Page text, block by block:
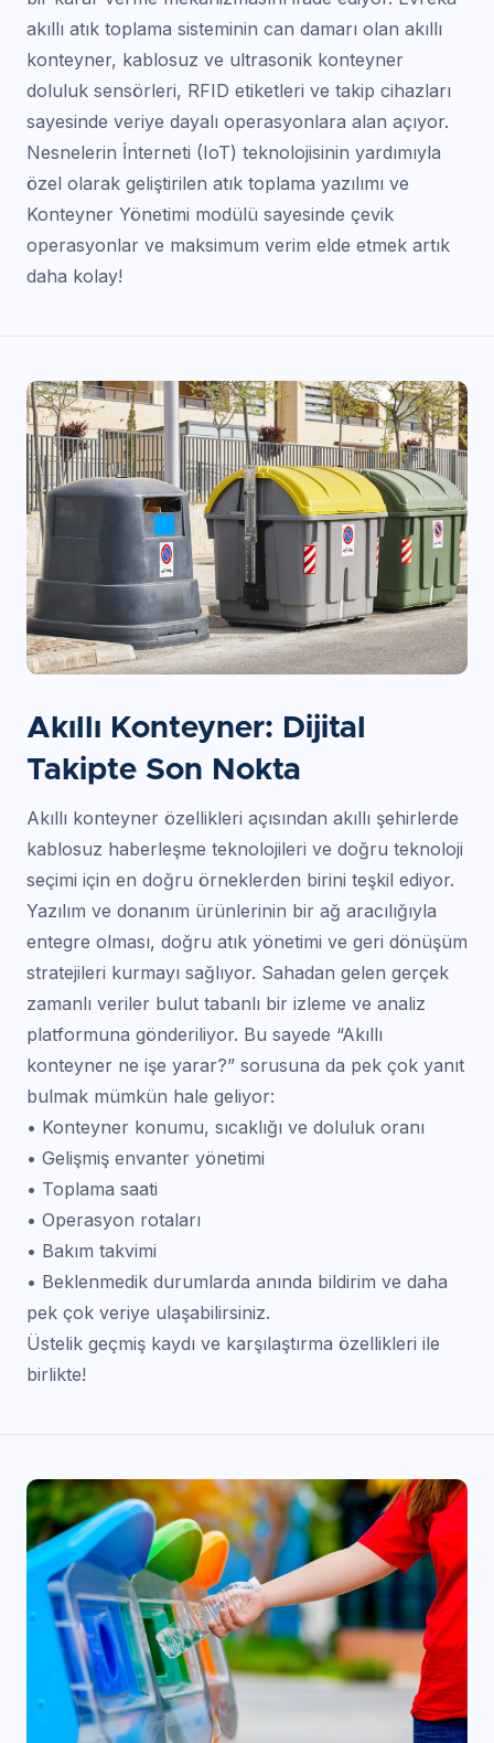
akıllı atık toplama sisteminin can damarı olan akıllı
konteyner, kablosuz ve ultrasonik konteyner
doluluk sensörleri, RFID etiketleri ve takip cihazları
sayesinde veriye dayalı operasyonlara alan açıyor.
Nesnelerin İnterneti (IoT) teknolojisinin yardımıyla
özel olarak geliştirilen atık toplama yazılımı ve
Konteyner Yönetimi modülü sayesinde çevik
operasyonlar ve maksimum verim elde etmek artık
daha kolay!
Akıllı Konteyner: Dijital
Takipte Son Nokta
Akıllı konteyner özellikleri açısından akıllı şehirlerde
kablosuz haberleşme teknolojileri ve doğru teknoloji
seçimi için en doğru örneklerden birini teşkil ediyor.
Yazılım ve donanım ürünlerinin bir ağ aracılığıyla
entegre olması, doğru atık yönetimi ve geri dönüşüm
stratejileri kurmayı sağlıyor. Sahadan gelen gerçek
zamanlı veriler bulut tabanlı bir izleme ve analiz
platformuna gönderiliyor. Bu sayede “Akıllı
konteyner ne işe yarar?” sorusuna da pek çok yanıt
bulmak mümkün hale geliyor:
• Konteyner konumu, sıcaklığı ve doluluk oranı
• Gelişmiş envanter yönetimi
• Toplama saati
• Operasyon rotaları
• Bakım takvimi
• Beklenmedik durumlarda anında bildirim ve daha
pek çok veriye ulaşabilirsiniz.
Üstelik geçmiş kaydı ve karşılaştırma özellikleri ile
birlikte!